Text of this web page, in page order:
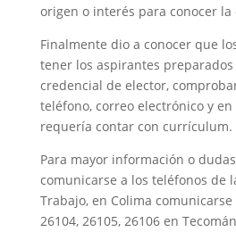
origen o interés para conocer la
Finalmente dio a conocer que
tener los aspirantes
credencial de elector,
teléfono, correo electrónico y en
requería contar con currículum.
Para mayor información o
comunicarse a los teléfonos de
Trabajo, en Colima comunicarse
26104, 26105, 26106 en